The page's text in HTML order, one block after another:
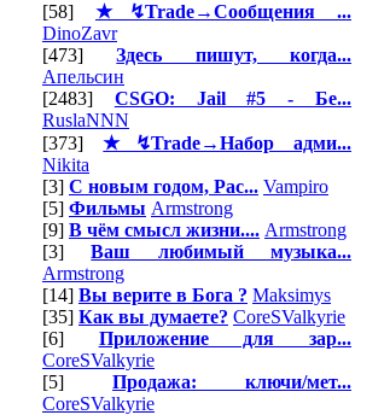
[58] ★↯Trade→Сообщения ...
DinoZavr
[473]Здесь пишут, когда...
Апельсин
[2483] CSGO: Jail #5 - Бе...
RuslaNNN
[373]★↯Trade→Набор адми...
Nikita
[3] С новым годом, Рас... Vampiro
[5] Фильмы Armstrong
[9] В чём смысл жизни.... Armstrong
[3]Ваш любимый музыка...
Armstrong
[14] Вы верите в Бога ? Maksimys
[35] Как вы думаете? CoreSValkyrie
[6] Приложение для зар...
CoreSValkyrie
[5] Продажа: ключи/мет...
CoreSValkyrie